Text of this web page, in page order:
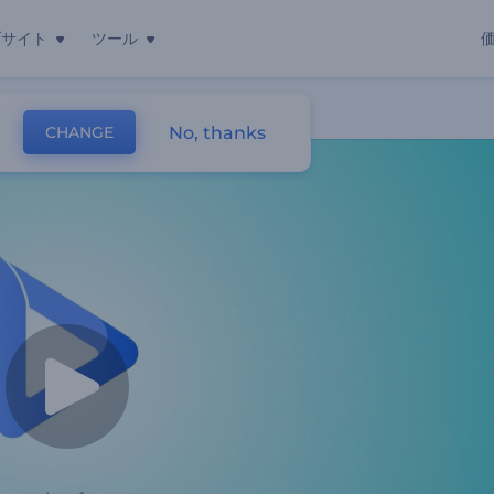
イト ツール
CHANGE No, thanks